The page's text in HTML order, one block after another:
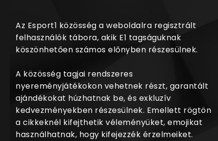
Az Esport1 közösség a weboldalra regisztrált
felhasználók tábora, akik E1 tagságuknak
köszönhetően számos előnyben részesülnek.
A közösség tagjai rendszeres
nyereményjátékokon vehetnek részt, garantált
ajándékokat húzhatnak be, és exkluzív
kedvezményekben részesülnek. Emellett rögtön
a cikkeknél kifejthetik véleményüket, emojikat
használhatnak, hogy kifejezzék érzelmeiket.